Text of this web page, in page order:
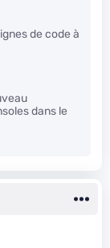
de code à
dans le